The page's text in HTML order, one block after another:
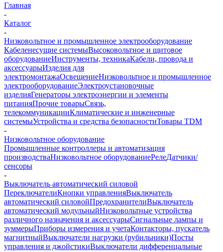
Главная
-
Каталог
-
Низковольтное и промышленное электрооборудование
Кабеленесущие системыВысоковольтное и щитовое
оборудованиеИнструменты, техникаКабели, провода и
аксессуарыИзделия для
электромонтажаОсвещениеНизковольтное и промышленное
электрооборудованиеЭлектроустановочные
изделияГенераторы электроэнергии и элементы
питанияПрочие товарыСвязь,
телекоммуникацииКлиматические и инженерные
системыУстройства и средства безопасностиТовары TDM
-
Низковольтное оборудование
Промышленные контроллеры и автоматизация
производстваНизковольтное оборудованиеРелеДатчики/
сенсоры
-
Выключатель автоматический силовой
ПереключателиКнопки управленияВыключатель
автоматический силовойПредохранителиВыключатель
автоматический модульныйНизковольтные устройства
различного назначения и аксессуарыСигнальные лампы и
зуммерыПриборы измерения и учетаКонтакторы, пускатель
магнитныйВыключатели нагрузки (рубильники)Посты
управления и джойстикиВыключатели дифференцальные